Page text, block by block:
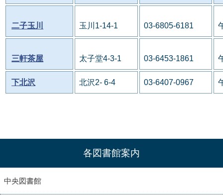
二子玉川 玉川1-14-1 03-6805-6181
三軒茶屋 太子堂4-3-1 03-6453-1861
下北沢 北沢2- 6-4 03-6407-0967
各図書館案内
中央図書館